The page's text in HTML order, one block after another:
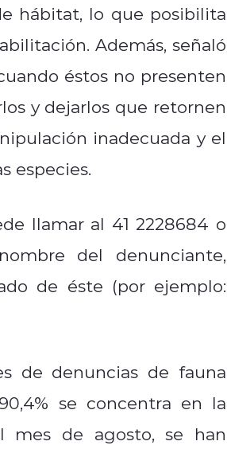
hábitat, lo que posibilita
Además, señaló
éstos no presenten
y dejarlos que retornen
inadecuada y el
especies.
llamar al 41 2228684 o
del denunciante,
de éste (por ejemplo:
de denuncias de fauna
se concentra en la
mes de agosto, se han